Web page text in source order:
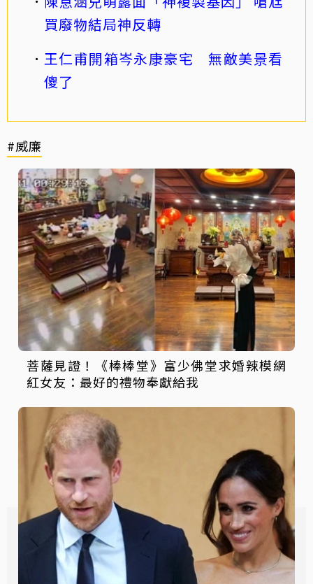
買廢物結局神反轉
王仁甫開箱岑永康豪宅 無敵美景看
傻了
#威廉
菩薩見證！《棒棒堂》富少佛堂求婚辣模網
紅女友：最好的禮物奉獻給我